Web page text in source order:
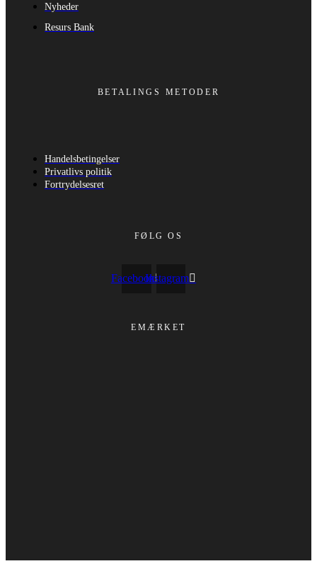
Nyheder
Resurs Bank
BETALINGS METODER
Handelsbetingelser
Privatlivs politik
Fortrydelsesret
FØLG OS
FacebookInstagram
EMÆRKET